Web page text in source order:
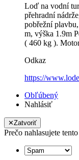
Loď na vodní
přehradní
pobřežní
m, výška 1.9m
( 460 kg ).
Odkaz
https://
Obľúbený
Nahlásiť
✕Zatvoriť
Prečo nahlasujete